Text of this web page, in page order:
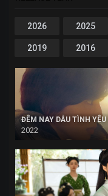
2026 2025
2019 2016
ĐÊM NAY DẪU TÌNH
2022